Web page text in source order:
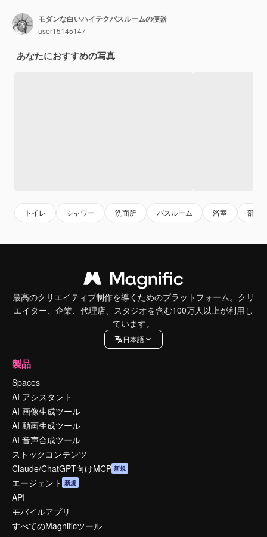
モダンな白いハイテクバスルームの便器
user15145147
あなたにおすすめの写真
トイレ シャワー 洗面所 バスルーム 浴室 部屋
最高のクリエイティブ制作を導くためのプラットフォーム。クリ
エイター、企業、代理店、スタジオを含む100万人以上が利用し
ています。
日本語
製品
Spaces
AI アシスタント
AI 画像生成ツール
AI 動画生成ツール
AI 音声合成ツール
ストックコンテンツ
Claude/ChatGPT向けMCP 新規
エージェント 新規
API
モバイルアプリ
すべてのMagnificツール